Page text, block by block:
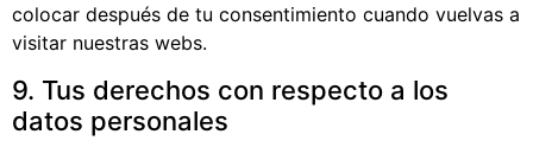
colocar después de tu consentimiento cuando vuelvas a
visitar nuestras webs.
9. Tus derechos con respecto a los
datos personales